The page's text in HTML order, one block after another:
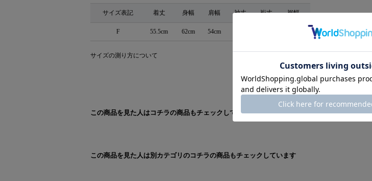
サイズ表記 着丈 身幅 肩幅 袖丈 裄丈 裾幅
F 55.5cm 62cm 54cm
サイズの測り方について
この商品を見た人はコチラの商品もチェックしています
この商品を見た人は別カテゴリのコチラの商品もチェックしています